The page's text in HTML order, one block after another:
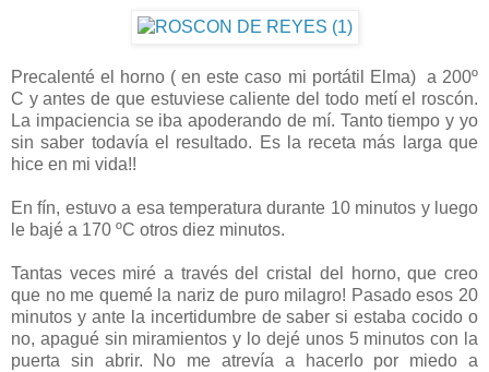
Precalenté el horno ( en este caso mi portátil Elma) a 200º
C y antes de que estuviese caliente del todo metí el roscón.
La impaciencia se iba apoderando de mí. Tanto tiempo y yo
sin saber todavía el resultado. Es la receta más larga que
hice en mi vida!!
En fín, estuvo a esa temperatura durante 10 minutos y luego
le bajé a 170 ºC otros diez minutos.
Tantas veces miré a través del cristal del horno, que creo
que no me quemé la nariz de puro milagro! Pasado esos 20
minutos y ante la incertidumbre de saber si estaba cocido o
no, apagué sin miramientos y lo dejé unos 5 minutos con la
puerta sin abrir. No me atrevía a hacerlo por miedo a